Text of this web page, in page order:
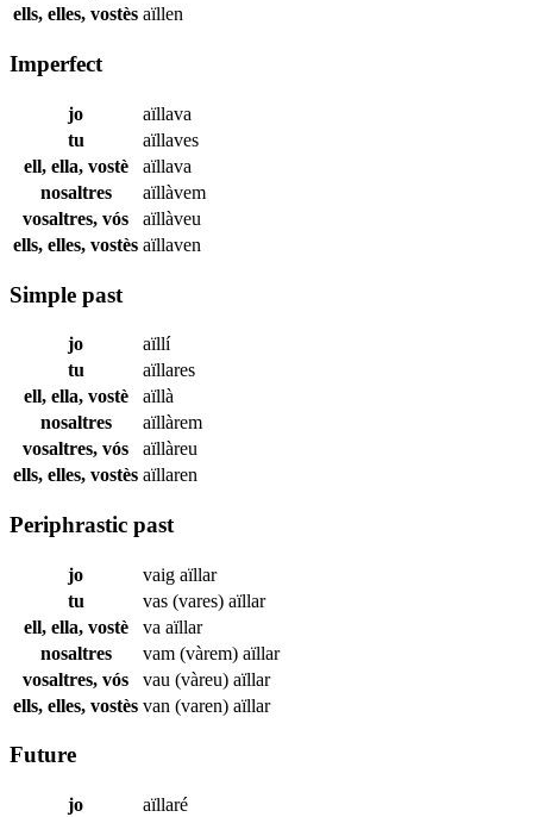
ells, elles, vostès aïllen
Imperfect
jo
aïllava
tu
aïllaves
ell, ella, vostè
aïllava
nosaltres
aïllàvem
vosaltres, vós
aïllàveu
ells, elles, vostès aïllaven
Simple past
jo
aïllí
tu
aïllares
ell, ella, vostè
aïllà
nosaltres
aïllàrem
vosaltres, vós
aïllàreu
ells, elles, vostès aïllaren
Periphrastic past
jo vaig aïllar
tu
vas (vares) aïllar
ell, ella, vostè
va aïllar
nosaltres
vam (vàrem) aïllar
vosaltres, vós
vau (vàreu) aïllar
ells, elles, vostès van (varen) aïllar
Future
jo
aïllaré